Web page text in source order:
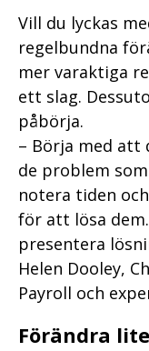
Vill du lyckas
regelbundna
mer varaktiga
ett slag.
påbörja.
– Börja med att
de problem
notera tiden
för att lösa
presentera
Helen Dooley,
Payroll och
Förändra